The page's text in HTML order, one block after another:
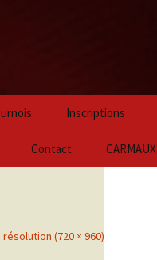
contenu
Inscriptions
Contact CARMAUX
résolution (720 × 960)